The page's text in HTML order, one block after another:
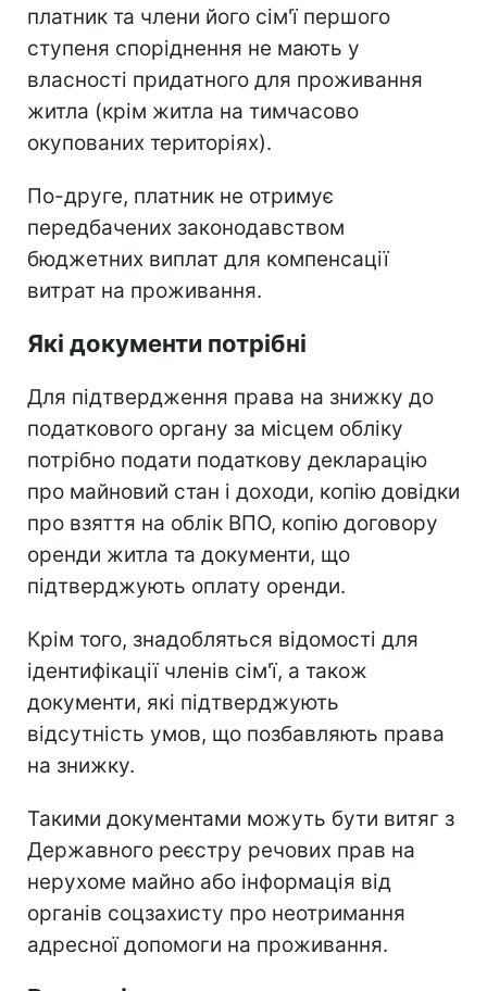
платник та члени його сім'ї першого
ступеня споріднення не мають у
власності придатного для проживання
житла (крім житла на тимчасово
окупованих територіях).
По-друге, платник не отримує
передбачених законодавством
бюджетних виплат для компенсації
витрат на проживання.
Які документи потрібні
Для підтвердження права на знижку до
податкового органу за місцем обліку
потрібно подати податкову декларацію
про майновий стан і доходи, копію довідки
про взяття на облік ВПО, копію договору
оренди житла та документи, що
підтверджують оплату оренди.
Крім того, знадобляться відомості для
ідентифікації членів сім'ї, а також
документи, які підтверджують
відсутність умов, що позбавляють права
на знижку.
Такими документами можуть бути витяг з
Державного реєстру речових прав на
нерухоме майно або інформація від
органів соцзахисту про неотримання
адресної допомоги на проживання.